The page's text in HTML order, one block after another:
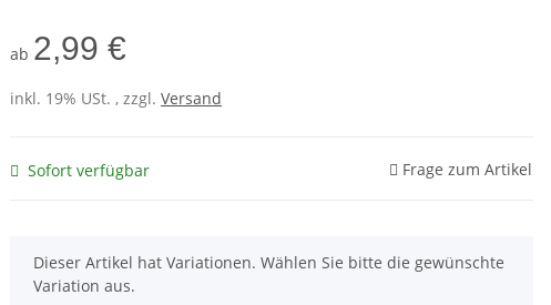
ab 2,99 €
inkl. 19% USt. , zzgl. Versand
Sofort verfügbar Frage zum Artikel
x
Dieser Artikel hat Variationen. Wählen Sie bitte die gewünschte
Variation aus.